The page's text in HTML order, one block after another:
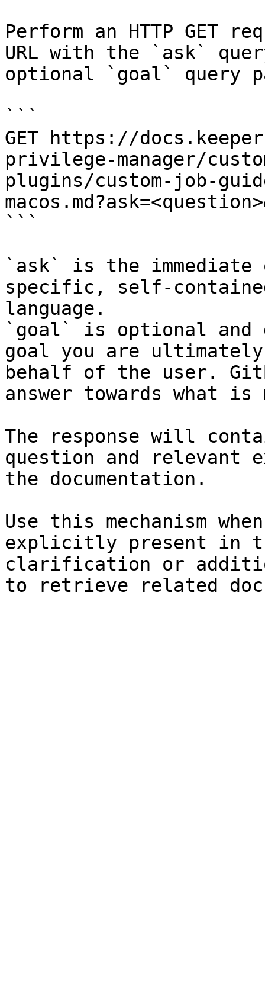
Perform an HTTP GET
URL with the `ask`
optional `goal` query
```
GET https://
privilege-manager/
plugins/custom-job-
```
`ask` is the
specific, self-
language.
`goal` is optional and
goal you are
behalf of the user.
answer towards what
The response will
question and relevant
the documentation.
Use this mechanism
explicitly present in
clarification or